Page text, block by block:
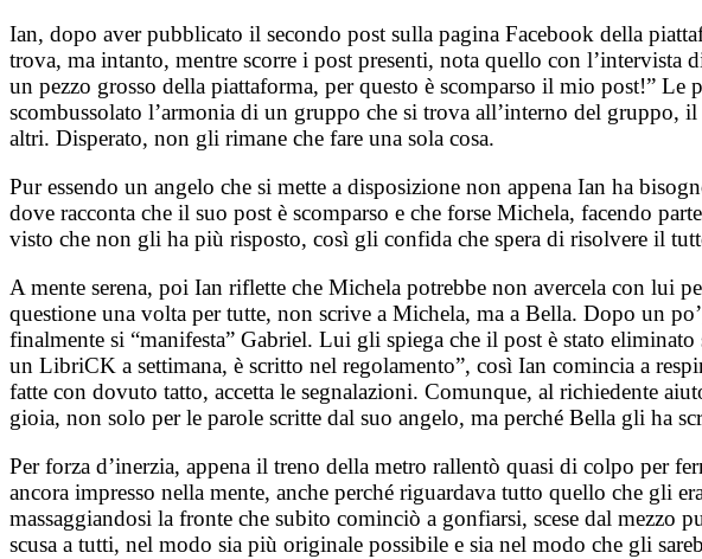
Ian, dopo aver pubblicato il secondo post sulla pagina Facebook della
trova, ma intanto, mentre scorre i post presenti, nota quello con
un pezzo grosso della piattaforma, per questo è scomparso il mio post!”
scombussolato l’armonia di un gruppo che si trova all’interno del gruppo,
altri. Disperato, non gli rimane che fare una sola cosa.
Pur essendo un angelo che si mette a disposizione non appena Ian ha
dove racconta che il suo post è scomparso e che forse Michela, facendo
visto che non gli ha più risposto, così gli confida che spera di risolvere il
A mente serena, poi Ian riflette che Michela potrebbe non avercela con lui
questione una volta per tutte, non scrive a Michela, ma a Bella. Dopo un
finalmente si “manifesta” Gabriel. Lui gli spiega che il post è stato
un LibriCK a settimana, è scritto nel regolamento”, così Ian comincia a
fatte con dovuto tatto, accetta le segnalazioni. Comunque, al richiedente
gioia, non solo per le parole scritte dal suo angelo, ma perché Bella gli ha
Per forza d’inerzia, appena il treno della metro rallentò quasi di colpo per
ancora impresso nella mente, anche perché riguardava tutto quello che gli
massaggiandosi la fronte che subito cominciò a gonfiarsi, scese dal
scusa a tutti, nel modo sia più originale possibile e sia nel modo che gli